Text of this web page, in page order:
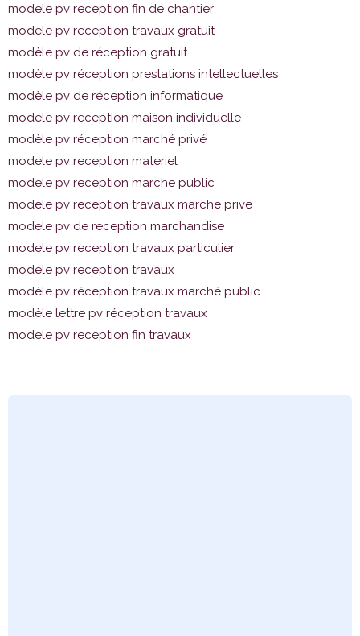
modele pv reception fin de chantier
modele pv reception travaux gratuit
modèle pv de réception gratuit
modèle pv réception prestations intellectuelles
modèle pv de réception informatique
modele pv reception maison individuelle
modèle pv réception marché privé
modele pv reception materiel
modele pv reception marche public
modele pv reception travaux marche prive
modele pv de reception marchandise
modele pv reception travaux particulier
modele pv reception travaux
modèle pv réception travaux marché public
modèle lettre pv réception travaux
modele pv reception fin travaux